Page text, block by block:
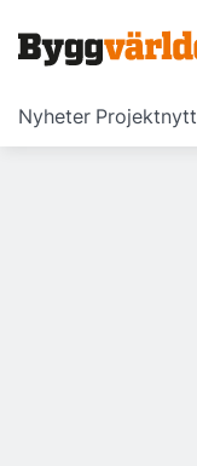
Nyheter Projektnytt